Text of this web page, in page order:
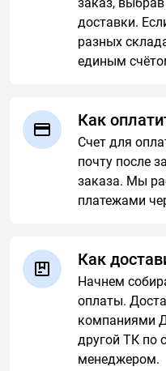
доставки.
разных
единым
Как
Счет для
почту после
заказа. Мы
платежами
Как
Начнем
оплаты.
компаниями
другой ТК по
менеджером.